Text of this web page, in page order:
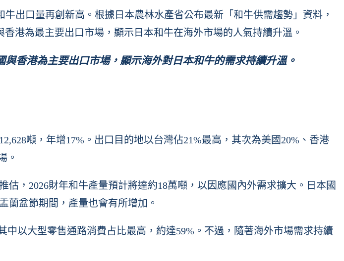
出口量再創新高。根據日本農林水產省公布最新「和牛供需趨勢」資料，
港為最主要出口市場，顯示日本和牛在海外市場的人氣持續升溫。
香港為主要出口市場，顯示海外對日本和牛的需求持續升溫。
噸，年增17%。出口目的地以台灣佔21%最高，其次為美國20%、香港
。
，2026財年和牛產量預計將達約18萬噸，以因應國內外需求擴大。日本國
蘭盆節期間，產量也會有所增加。
以大型零售通路消費占比最高，約達59%。不過，隨著海外市場需求持續